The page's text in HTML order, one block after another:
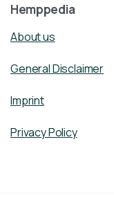
Hemppedia
About us
General Disclaimer
Imprint
Privacy Policy